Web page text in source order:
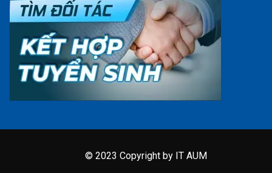
© 2023 Copyright by IT AUM